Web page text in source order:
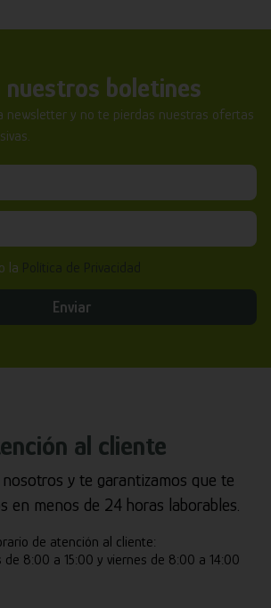
boletines
newsletter y no te pierdas nuestras ofertas
la
Enviar
al cliente
y te garantizamos que te
en menos de 24 horas laborables.
de atención al cliente:
de 8:00 a 15:00 y viernes de 8:00 a 14:00